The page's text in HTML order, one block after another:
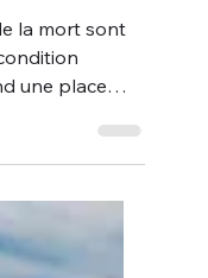
la mort sont
une place